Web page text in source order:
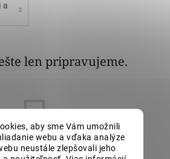
aby sme Vám umožnili
webu a vďaka analýze
neustále zlepšovali jeho
a
len pripravujeme.